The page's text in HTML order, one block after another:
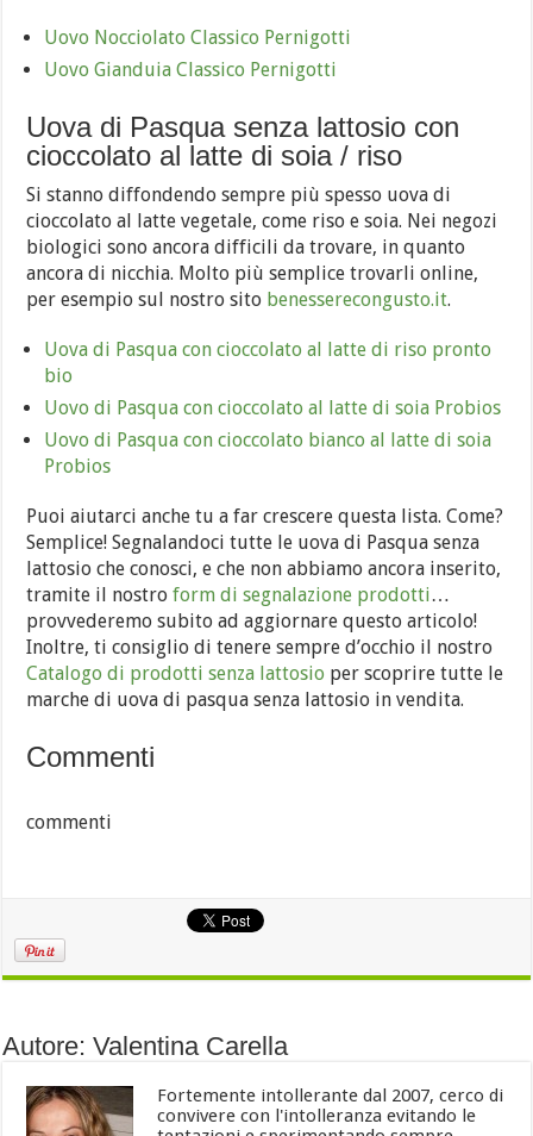
Uovo Nocciolato Classico Pernigotti
Uovo Gianduia Classico Pernigotti
Uova di Pasqua senza lattosio con
cioccolato al latte di soia / riso
Si stanno diffondendo sempre più spesso uova di
cioccolato al latte vegetale, come riso e soia. Nei negozi
biologici sono ancora difficili da trovare, in quanto
ancora di nicchia. Molto più semplice trovarli online,
per esempio sul nostro sito benesserecongusto.it.
Uova di Pasqua con cioccolato al latte di riso pronto
bio
Uovo di Pasqua con cioccolato al latte di soia Probios
Uovo di Pasqua con cioccolato bianco al latte di soia
Probios
Puoi aiutarci anche tu a far crescere questa lista. Come?
Semplice! Segnalandoci tutte le uova di Pasqua senza
lattosio che conosci, e che non abbiamo ancora inserito,
tramite il nostroform di segnalazione prodotti…
provvederemo subito ad aggiornare questo articolo!
Inoltre, ti consiglio di tenere sempre d’occhio il nostro
Catalogo di prodotti senza lattosio per scoprire tutte le
marche di uova di pasqua senza lattosio in vendita.
Commenti
commenti
Autore: Valentina Carella
Fortemente intollerante dal 2007, cerco di
convivere con l'intolleranza evitando le